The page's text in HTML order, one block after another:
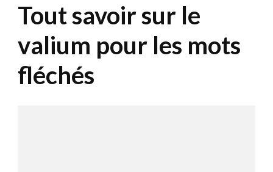
Tout savoir sur le
valium pour les mots
fléchés